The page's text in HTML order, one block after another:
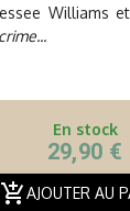
Williams
En stock
29,90 €
add_shopping_cartAJOUTER AU